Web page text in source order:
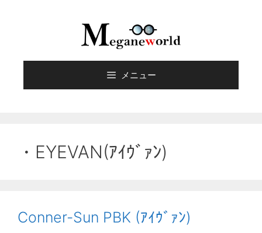
メニュー
・EYEVAN(ｱｲｳﾞｧﾝ)
Conner-Sun PBK (ｱｲｳﾞｧﾝ)